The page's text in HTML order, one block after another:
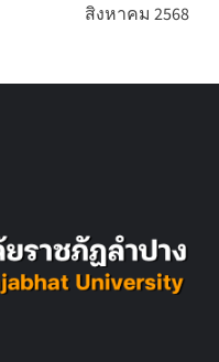
สิงหาคม 2568